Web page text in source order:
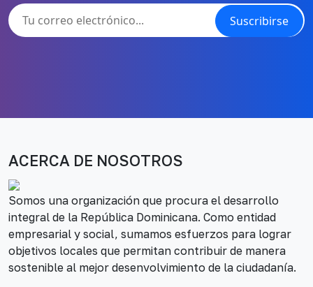
Suscribirse
ACERCA DE NOSOTROS
Somos una organización que procura el desarrollo
integral de la República Dominicana. Como entidad
empresarial y social, sumamos esfuerzos para lograr
objetivos locales que permitan contribuir de manera
sostenible al mejor desenvolvimiento de la ciudadanía.